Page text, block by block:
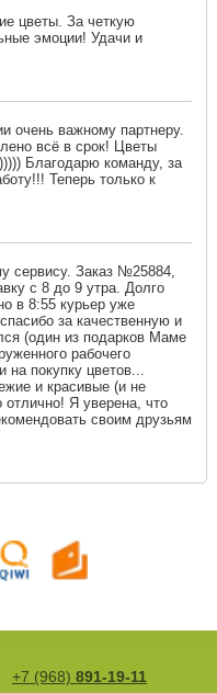
цветы. За четкую
эмоции! Удачи и
очень важному партнеру.
всё в срок! Цветы
Благодарю команду, за
Теперь только к
сервису. Заказ №25884,
с 8 до 9 утра. Долго
в 8:55 курьер уже
за качественную и
(один из подарков Маме
рабочего
покупку цветов...
и красивые (и не
Я уверена, что
своим друзьям
+7 (968) 891-19-11